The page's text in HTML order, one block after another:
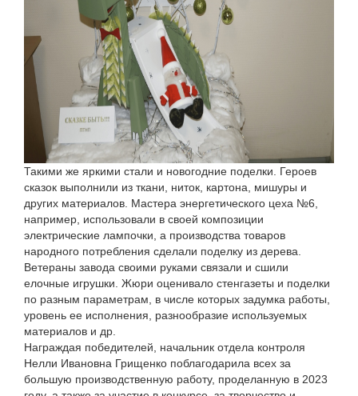
Такими же яркими стали и новогодние поделки. Героев
сказок выполнили из ткани, ниток, картона, мишуры и
других материалов. Мастера энергетического цеха №6,
например, использовали в своей композиции
электрические лампочки, а производства товаров
народного потребления сделали поделку из дерева.
Ветераны завода своими руками связали и сшили
елочные игрушки. Жюри оценивало стенгазеты и поделки
по разным параметрам, в числе которых задумка работы,
уровень ее исполнения, разнообразие используемых
материалов и др.
Награждая победителей, начальник отдела контроля
Нелли Ивановна Грищенко поблагодарила всех за
большую производственную работу, проделанную в 2023